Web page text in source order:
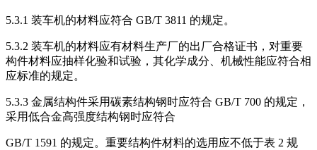
5.3.1 装车机的材料应符合 GB/T 3811 的规定。
5.3.2 装车机的材料应有材料生产厂的出厂合格证书，对重要
构件材料应抽样化验和试验，其化学成分、机械性能应符合相
应标准的规定。
5.3.3 金属结构件采用碳素结构钢时应符合 GB/T 700 的规定，
采用低合金高强度结构钢时应符合
GB/T 1591 的规定。重要结构件材料的选用应不低于表 2 规